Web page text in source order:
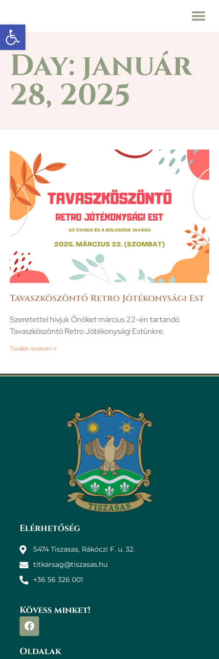
Eszköztár megnyitása
Day: január
28, 2025
Tavaszköszöntő Retro Jótékonysági Est
Szeretettel hívjuk Önöket március 22-én tartandó
Tavaszköszöntő Retro Jótékonysági Estünkre.
Tovább olvasom »
Elérhetőség
5474 Tiszasas, Rákóczi F. u. 32.
titkarsag@tiszasas.hu
+36 56 326 001
Kövess minket!
Oldalak